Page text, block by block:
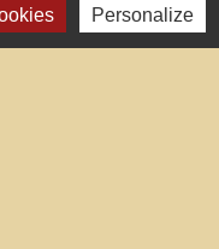
étrangères
Personalize